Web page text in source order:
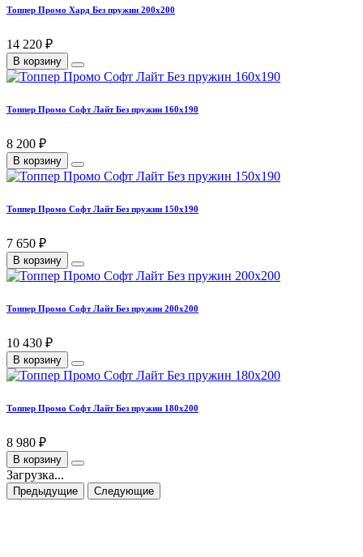
Топпер Промо Хард Без пружин 200х200
14 220 ₽
В корзину
Топпер Промо Софт Лайт Без пружин 160х190
8 200 ₽
В корзину
Топпер Промо Софт Лайт Без пружин 150х190
7 650 ₽
В корзину
Топпер Промо Софт Лайт Без пружин 200х200
10 430 ₽
В корзину
Топпер Промо Софт Лайт Без пружин 180х200
8 980 ₽
В корзину
Загрузка...
Предыдущие Следующие